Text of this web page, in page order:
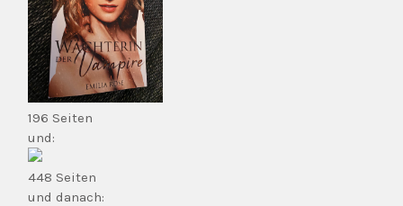
196 Seiten
und:
448 Seiten
und danach: